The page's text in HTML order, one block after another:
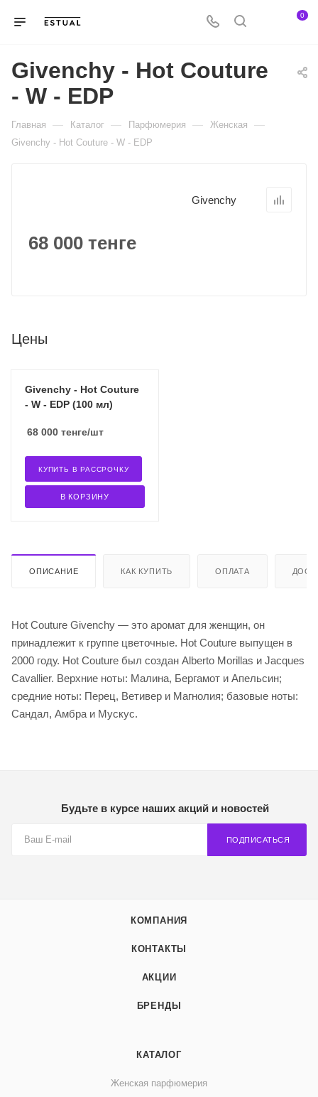
0
Givenchy - Hot Couture
- W - EDP
Главная — Каталог — Парфюмерия — Женская —
Givenchy - Hot Couture - W - EDP
Givenchy
68 000 тенге
Цены
Givenchy - Hot Couture
- W - EDP (100 мл)
68 000 тенге/шт
В КОРЗИНУ
КУПИТЬ В РАССРОЧКУ
ОПИСАНИЕ КАК КУПИТЬ ОПЛАТА
Hot Couture Givenchy — это аромат для женщин, он
принадлежит к группе цветочные. Hot Couture выпущен в
2000 году. Hot Couture был создан Alberto Morillas и Jacques
Cavallier. Верхние ноты: Малина, Бергамот и Апельсин;
средние ноты: Перец, Ветивер и Магнолия; базовые ноты:
Сандал, Амбра и Мускус.
Будьте в курсе наших акций и новостей
ПОДПИСАТЬСЯ
КОМПАНИЯ
КОНТАКТЫ
АКЦИИ
БРЕНДЫ
КАТАЛОГ
Женская парфюмерия